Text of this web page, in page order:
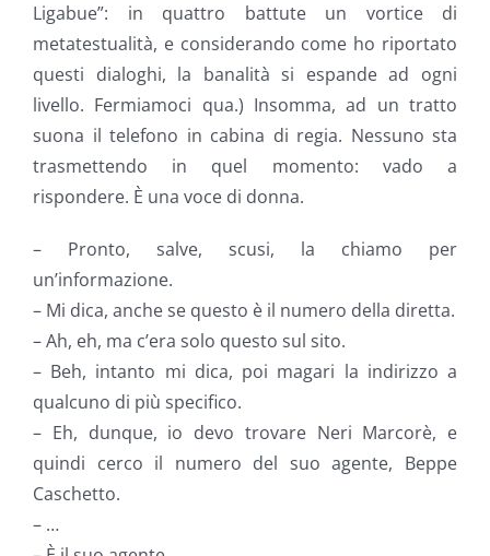
Ligabue”: in quattro battute un vortice di
metatestualità, e considerando come ho riportato
questi dialoghi, la banalità si espande ad ogni
livello. Fermiamoci qua.) Insomma, ad un tratto
suona il telefono in cabina di regia. Nessuno sta
trasmettendo in quel momento: vado a
rispondere. È una voce di donna.
– Pronto, salve, scusi, la chiamo per
un’informazione.
– Mi dica, anche se questo è il numero della diretta.
– Ah, eh, ma c’era solo questo sul sito.
– Beh, intanto mi dica, poi magari la indirizzo a
qualcuno di più specifico.
– Eh, dunque, io devo trovare Neri Marcorè, e
quindi cerco il numero del suo agente, Beppe
Caschetto.
– …